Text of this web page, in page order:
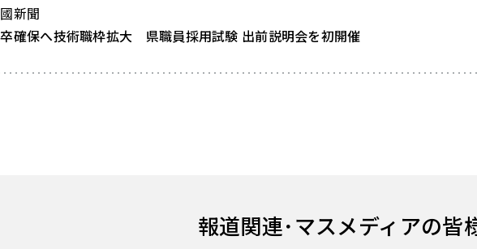
新聞
確保へ技術職枠拡大 県職員採用試験 出前説明会を初開催
報道関連･マスメディアの皆